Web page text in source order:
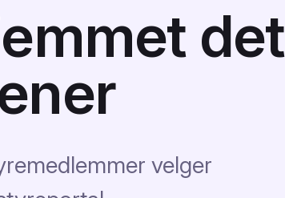
det
velger